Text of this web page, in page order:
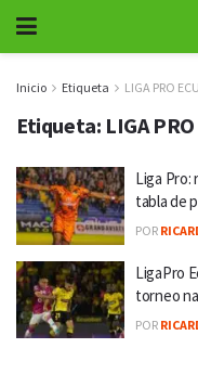
Inicio Etiqueta LIGA PRO
Etiqueta: LIGA
Liga Pro:
tabla de
POR
LigaPro
torneo
POR